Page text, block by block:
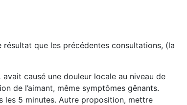
que les précédentes consultations, (la
causé une douleur locale au niveau de
de l’aimant, même symptômes gênants.
les 5 minutes. Autre proposition, mettre